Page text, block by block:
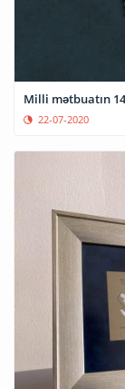
Milli mətbuatın
22-07-2020